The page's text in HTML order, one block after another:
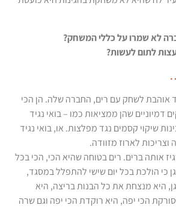
לא שמרו על כללי המשחק?
לתום לעשות?
אוהבת לשחק עם רים, החברה שלה. הן הכי
שהן ממציאות כמו – בואי נגיד
שיקוי קסמים נגד מפלצות. או, בואי נגיד
לארוז מזוודה.
אותה ברים. רים בטוחה שהיא הכי, הכי בכל
כי הולכת בכל יום שישי להתפלל במסגד,
היא מנצחת את כל הבנות בריצה, היא
הכי יפה, היא רוקדת הכי יפה וגם שרה